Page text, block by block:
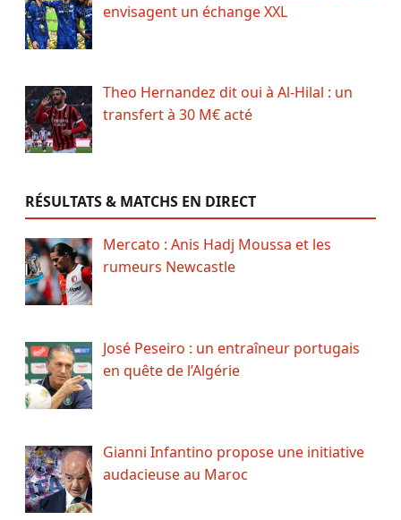
envisagent un échange XXL
Theo Hernandez dit oui à Al-Hilal : un
transfert à 30 M€ acté
RÉSULTATS & MATCHS EN DIRECT
Mercato : Anis Hadj Moussa et les
rumeurs Newcastle
José Peseiro : un entraîneur portugais
en quête de l’Algérie
Gianni Infantino propose une initiative
audacieuse au Maroc